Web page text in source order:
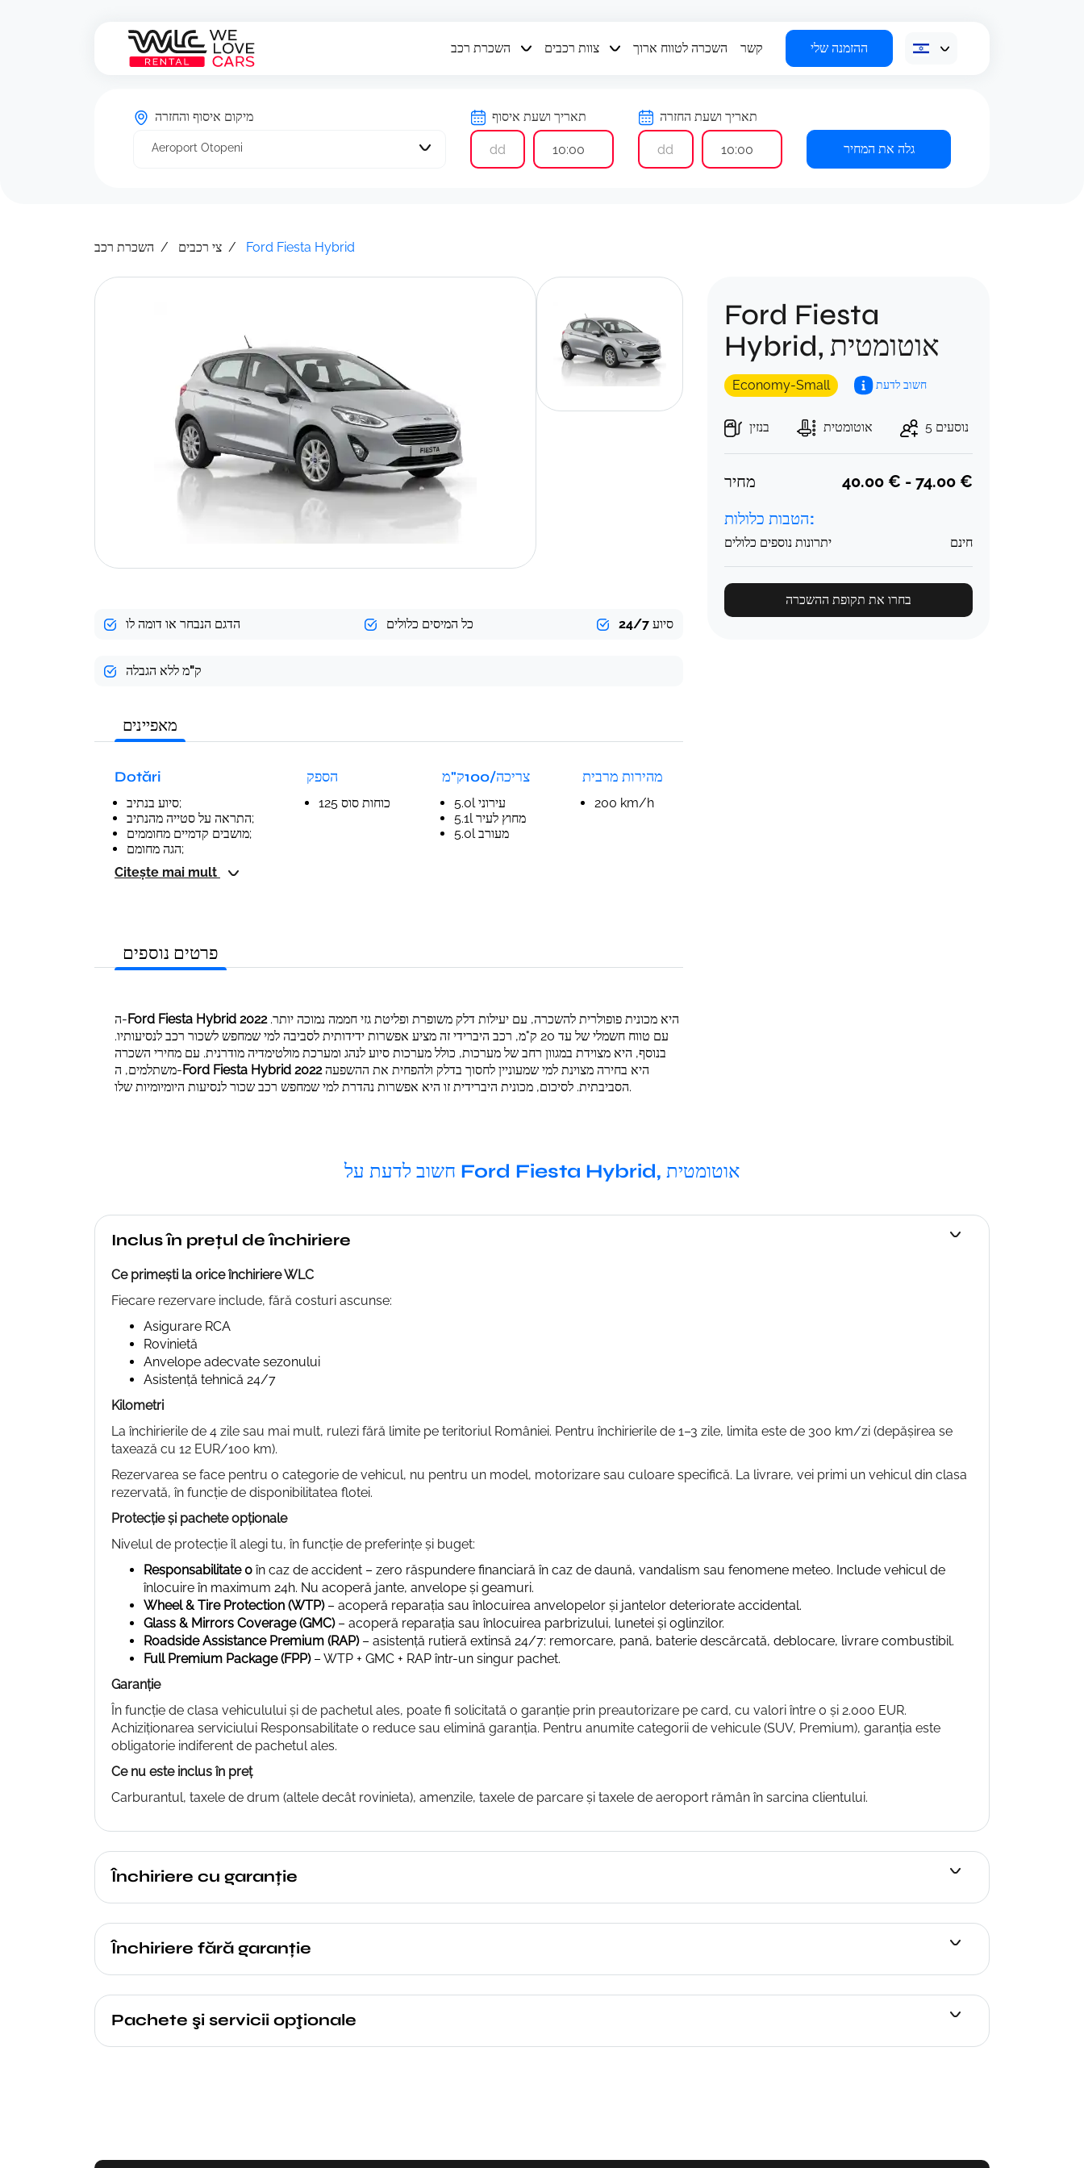
השכרת רכב צוות רכבים השכרה לטווח ארוך קשר ההזמנה שלי
מיקום איסוף והחזרה
Aeroport Otopeni
תאריך ושעת איסוף
10:00
תאריך ושעת החזרה
10:00 גלה את המחיר
השכרת רכב צי רכבים Ford Fiesta Hybrid
הדגם הנבחר או דומה לו כל המיסים כלולים סיוע 24/7
ק"מ ללא הגבלה
מאפיינים
Dotări
סיוע בנתיב;
התראה על סטייה מהנתיב;
מושבים קדמיים מחוממים;
הגה מחומם;
Citește mai mult
הספק
125 כוחות סוס
צריכה/100ק"מ
5.0l עירוני
5.1l מחוץ לעיר
5.0l מעורב
מהירות מרבית
200 km/h
פרטים נוספים
ה-Ford Fiesta Hybrid 2022היא מכונית פופולרית להשכרה, עם יעילות דלק משופרת ופליטת גזי חממה נמוכה יותר.
עם טווח חשמלי של עד 20 ק"מ, רכב היברידי זה מציע אפשרות ידידותית לסביבה למי שמחפש לשכור רכב לנסיעותיו.
בנוסף, היא מצוידת במגוון רחב של מערכות, כולל מערכות סיוע לנהג ומערכת מולטימדיה מודרנית. עם מחירי השכרה
משתלמים, ה-Ford Fiesta Hybrid 2022היא בחירה מצוינת למי שמעוניין לחסוך בדלק ולהפחית את ההשפעה
הסביבתית. לסיכום, מכונית היברידית זו היא אפשרות נהדרת למי שמחפש רכב שכור לנסיעות היומיומיות שלו.
Ford Fiesta
Hybrid, אוטומטית
Economy-Small חשוב לדעת
בנזין אוטומטית 5 נוסעים
מחיר 40.00 € - 74.00 €
הטבות כלולות:
יתרונות נוספים כלולים חינם
בחרו את תקופת ההשכרה
חשוב לדעת על Ford Fiesta Hybrid, אוטומטית
Inclus în prețul de închiriere
Ce primești la orice închiriere WLC
Fiecare rezervare include, fără costuri ascunse:
Asigurare RCA
Rovinietă
Anvelope adecvate sezonului
Asistență tehnică 24/7
Kilometri
La închirierile de 4 zile sau mai mult, rulezi fără limite pe teritoriul României. Pentru închirierile de 1–3 zile, limita este de 300 km/zi (depășirea se
taxează cu 12 EUR/100 km).
Rezervarea se face pentru o categorie de vehicul, nu pentru un model, motorizare sau culoare specifică. La livrare, vei primi un vehicul din clasa
rezervată, în funcție de disponibilitatea flotei.
Protecție și pachete opționale
Nivelul de protecție îl alegi tu, în funcție de preferințe și buget:
Responsabilitate 0 în caz de accident – zero răspundere financiară în caz de daună, vandalism sau fenomene meteo. Include vehicul de
înlocuire în maximum 24h. Nu acoperă jante, anvelope și geamuri.
Wheel & Tire Protection (WTP)– acoperă reparația sau înlocuirea anvelopelor și jantelor deteriorate accidental.
Glass & Mirrors Coverage (GMC)– acoperă reparația sau înlocuirea parbrizului, lunetei și oglinzilor.
Roadside Assistance Premium (RAP)– asistență rutieră extinsă 24/7: remorcare, pană, baterie descărcată, deblocare, livrare combustibil.
Full Premium Package (FPP)– WTP + GMC + RAP într-un singur pachet.
Garanție
În funcție de clasa vehiculului și de pachetul ales, poate fi solicitată o garanție prin preautorizare pe card, cu valori între 0 și 2.000 EUR.
Achiziționarea serviciului Responsabilitate 0 reduce sau elimină garanția. Pentru anumite categorii de vehicule (SUV, Premium), garanția este
obligatorie indiferent de pachetul ales.
Ce nu este inclus în preț
Carburantul, taxele de drum (altele decât rovinieta), amenzile, taxele de parcare și taxele de aeroport rămân în sarcina clientului.
Închiriere cu garanție
Închiriere fără garanție
Pachete şi servicii opţionale